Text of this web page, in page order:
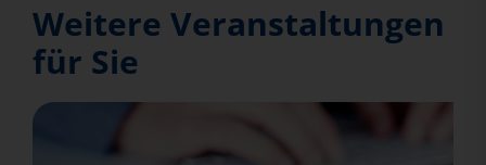
Weitere Veranstaltungen
für Sie